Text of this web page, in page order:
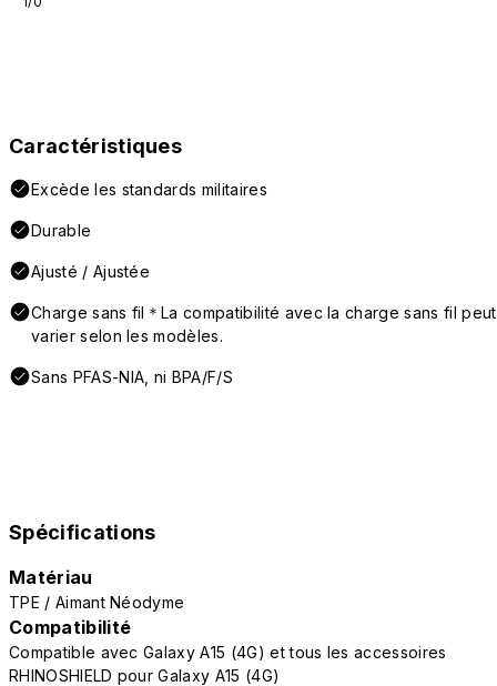
Caractéristiques
Excède les standards militaires
Durable
Ajusté / Ajustée
Charge sans fil＊La compatibilité avec la charge sans fil peut
varier selon les modèles.
Sans PFAS-NIA, ni BPA/F/S
Spécifications
Matériau
TPE / Aimant Néodyme
Compatibilité
Compatible avec Galaxy A15 (4G) et tous les accessoires
RHINOSHIELD pour Galaxy A15 (4G)